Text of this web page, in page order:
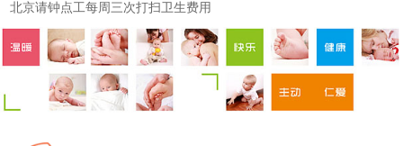
北京请钟点工每周三次打扫卫生费用